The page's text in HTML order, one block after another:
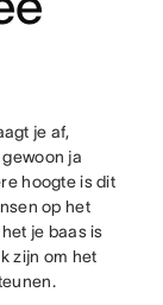
je af,
ja
hoogte is dit
op het
je baas is
zijn om het